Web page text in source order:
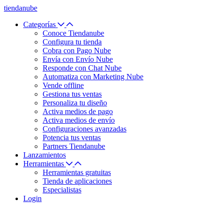
tiendanube
Categorías
Conoce Tiendanube
Configura tu tienda
Cobra con Pago Nube
Envía con Envío Nube
Responde con Chat Nube
Automatiza con Marketing Nube
Vende offline
Gestiona tus ventas
Personaliza tu diseño
Activa medios de pago
Activa medios de envío
Configuraciones avanzadas
Potencia tus ventas
Partners Tiendanube
Lanzamientos
Herramientas
Herramientas gratuitas
Tienda de aplicaciones
Especialistas
Login